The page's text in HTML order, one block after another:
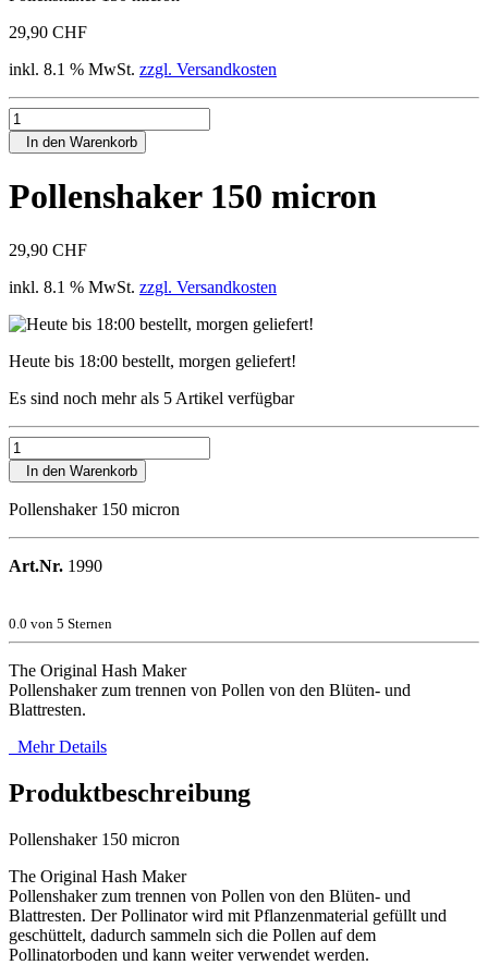
29,90 CHF
inkl. 8.1 % MwSt. zzgl. Versandkosten
In den Warenkorb
Pollenshaker 150 micron
29,90 CHF
inkl. 8.1 % MwSt. zzgl. Versandkosten
Heute bis 18:00 bestellt, morgen geliefert!
Es sind noch mehr als 5 Artikel verfügbar
In den Warenkorb
Pollenshaker 150 micron
Art.Nr. 1990
0.0 von 5 Sternen
The Original Hash Maker
Pollenshaker zum trennen von Pollen von den Blüten- und
Blattresten.
Mehr Details
Produktbeschreibung
Pollenshaker 150 micron
The Original Hash Maker
Pollenshaker zum trennen von Pollen von den Blüten- und
Blattresten. Der Pollinator wird mit Pflanzenmaterial gefüllt und
geschüttelt, dadurch sammeln sich die Pollen auf dem
Pollinatorboden und kann weiter verwendet werden.